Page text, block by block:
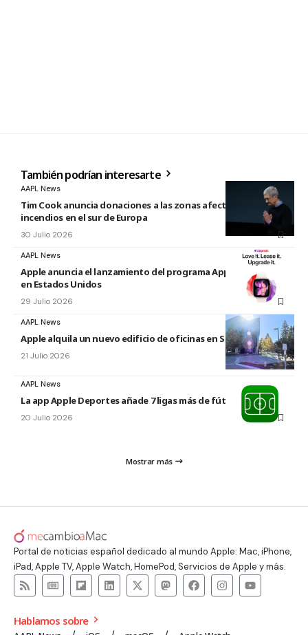
También podrían interesarte
AAPL News
Tim Cook anuncia donaciones a las zonas afectadas por los
incendios en el sur de Europa
30 Julio 2026
AAPL News
Apple anuncia el lanzamiento del programa Apple Upgrade
en Estados Unidos
29 Julio 2026
AAPL News
Apple alquila un nuevo edificio de oficinas en Sunnyvale
21 Julio 2026
AAPL News
La app Apple Deportes añade 7 ligas más de fútbol
20 Julio 2026
Mostrar más
Portal de noticias español dedicado al mundo Apple: Mac, iPhone,
iPad, Apple TV, Apple Watch, HomePod, Servicios de Apple y más.
Hablamos sobre